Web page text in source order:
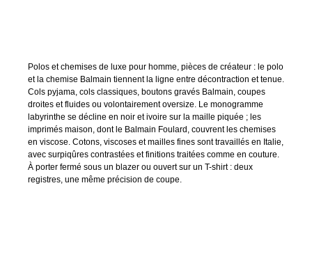
Polos et chemises de luxe pour homme, pièces de créateur : le polo
et la chemise Balmain tiennent la ligne entre décontraction et tenue.
Cols pyjama, cols classiques, boutons gravés Balmain, coupes
droites et fluides ou volontairement oversize. Le monogramme
labyrinthe se décline en noir et ivoire sur la maille piquée ; les
imprimés maison, dont le Balmain Foulard, couvrent les chemises
en viscose. Cotons, viscoses et mailles fines sont travaillés en Italie,
avec surpiqûres contrastées et finitions traitées comme en couture.
À porter fermé sous un blazer ou ouvert sur un T-shirt : deux
registres, une même précision de coupe.